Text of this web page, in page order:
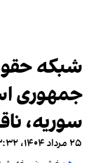
شبکه
جمهوری
سوریه،
۲۵ مرداد ۱۴۰۴، ۲۳:۳۲ (‎+۱ گرینویچ)